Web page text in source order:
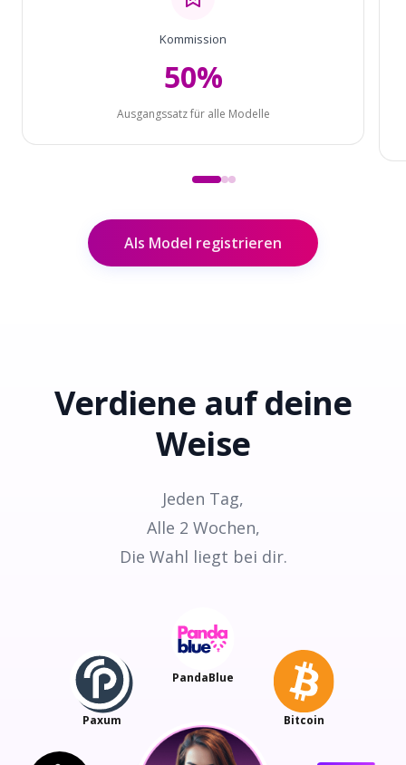
Kommission
50%
Ausgangssatz für alle Modelle
Als Model registrieren
Verdiene auf deine
Weise
Jeden Tag,
Alle 2 Wochen,
Die Wahl liegt bei dir.
PandaBlue
Bitcoin
Paxum